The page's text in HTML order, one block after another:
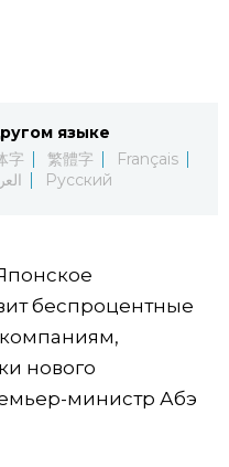
العربية
языке
字 繁體字
Français
Русский
беспроцентные
нового
министр Абэ